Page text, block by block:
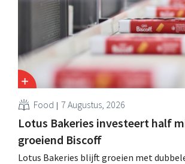
Food 7 Augustus, 2026
Lotus Bakeries investeert half
groeiend Biscoff
Lotus Bakeries blijft groeien met